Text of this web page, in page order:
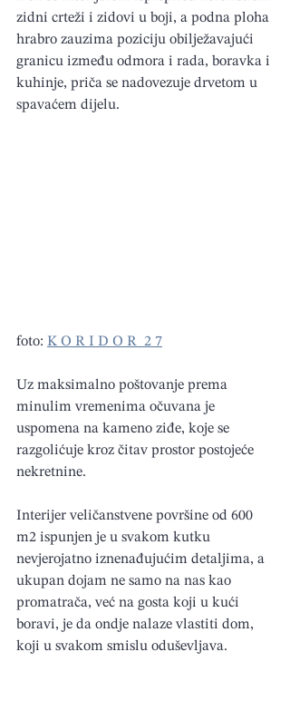
zidni crteži i zidovi u boji, a podna ploha
hrabro zauzima poziciju obilježavajući
granicu između odmora i rada, boravka i
kuhinje, priča se nadovezuje drvetom u
spavaćem dijelu.
foto: K O R I D O R  2 7
Uz maksimalno poštovanje prema
minulim vremenima očuvana je
uspomena na kameno ziđe, koje se
razgolićuje kroz čitav prostor postojeće
nekretnine.
Interijer veličanstvene površine od 600
m2 ispunjen je u svakom kutku
nevjerojatno iznenađujućim detaljima, a
ukupan dojam ne samo na nas kao
promatrača, već na gosta koji u kući
boravi, je da ondje nalaze vlastiti dom,
koji u svakom smislu oduševljava.